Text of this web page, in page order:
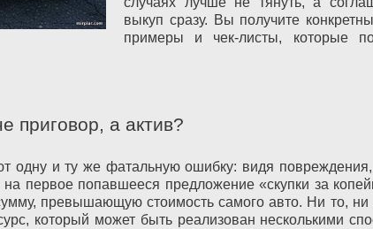
выкуп сразу. Вы получите
примеры и чек-листы, которые
приговор, а актив?
одну и ту же фатальную ошибку: видя
первое попавшееся предложение «скупки за
превышающую стоимость самого авто. Ни то, ни
который может быть реализован несколькими